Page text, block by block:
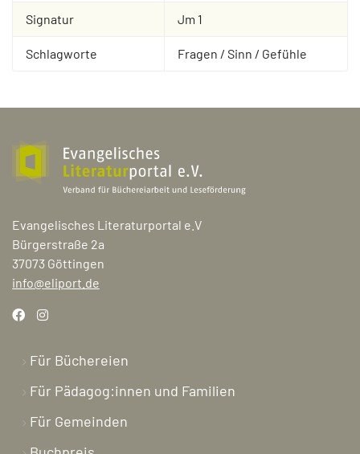
Signatur Jm 1
Schlagworte Fragen / Sinn / Gefühle
Evangelisches Literaturportal e.V
Bürgerstraße 2a
37073 Göttingen
info@eliport.de
Für Büchereien
Für Pädagog:innen und Familien
Für Gemeinden